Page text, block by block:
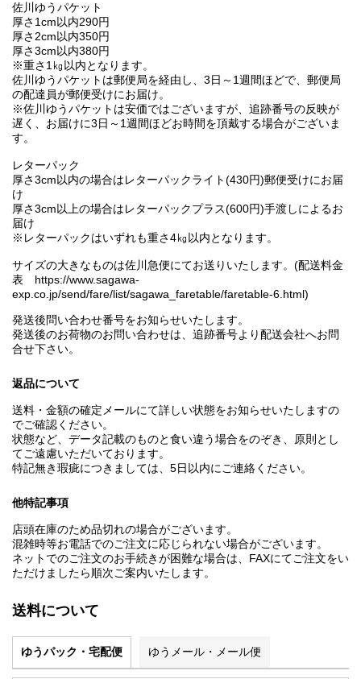
佐川ゆうパケット
厚さ1cm以内290円
厚さ2cm以内350円
厚さ3cm以内380円
※重さ1㎏以内となります。
佐川ゆうパケットは郵便局を経由し、3日～1週間ほどで、郵便局
の配達員が郵便受けにお届け。
※佐川ゆうパケットは安価ではございますが、追跡番号の反映が
遅く、お届けに3日～1週間ほどお時間を頂戴する場合がございま
す。
レターパック
厚さ3cm以内の場合はレターパックライト(430円)郵便受けにお届
け
厚さ3cm以上の場合はレターパックプラス(600円)手渡しによるお
届け
※レターパックはいずれも重さ4㎏以内となります。
サイズの大きなものは佐川急便にてお送りいたします。(配送料金
表 https://www.sagawa-
exp.co.jp/send/fare/list/sagawa_faretable/faretable-6.html)
発送後問い合わせ番号をお知らせいたします。
発送後のお荷物のお問い合わせは、追跡番号より配送会社へお問
合せ下さい。
返品について
送料・金額の確定メールにて詳しい状態をお知らせいたしますの
でご確認ください。
状態など、データ記載のものと食い違う場合をのぞき、原則とし
てご遠慮いただいております。
特記無き瑕疵につきましては、5日以内にご連絡ください。
他特記事項
店頭在庫のため品切れの場合がございます。
混雑時等お電話でのご注文に応じられない場合がございます。
ネットでのご注文のお手続きが困難な場合は、FAXにてご注文をい
ただけましたら順次ご案内いたします。
送料について
ゆうパック・宅配便 ゆうメール・メール便